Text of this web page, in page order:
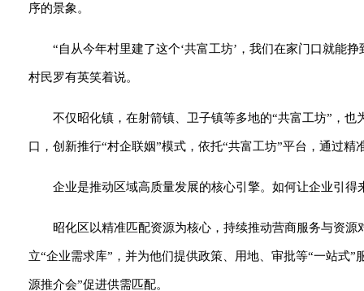
序的景象。
“自从今年村里建了这个‘共富工坊’，我们在家门口就能
村民罗有英笑着说。
不仅昭化镇，在射箭镇、卫子镇等多地的“共富工坊”，
口，创新推行“村企联姻”模式，依托“共富工坊”平台，通过
企业是推动区域高质量发展的核心引擎。如何让企业引
昭化区以精准匹配资源为核心，持续推动营商服务与资
立“企业需求库”，并为他们提供政策、用地、审批等“一站式
源推介会”促进供需匹配。